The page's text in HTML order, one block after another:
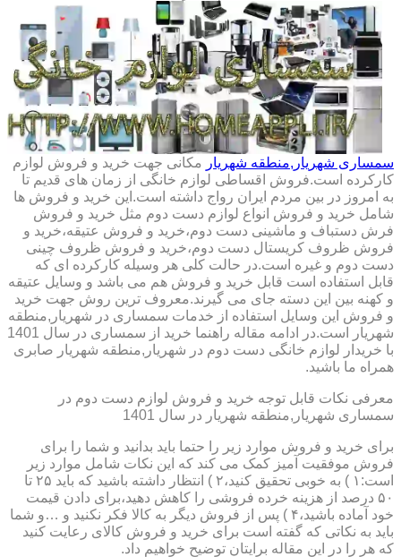
سمساری شهریار,منطقه شهریار مکانی جهت خرید و فروش لوازم
کارکرده است.فروش اقساطی لوازم خانگی از زمان های قدیم تا
به امروز در بین مردم ایران رواج داشته است.این خرید و فروش ها
شامل خرید و فروش انواع لوازم دست دوم مثل خرید و فروش
فرش دستباف و ماشینی دست دوم،خرید و فروش عتیقه،خرید و
فروش ظروف کریستال دست دوم،خرید و فروش ظروف چینی
دست دوم و غیره است.در حالت کلی هر وسیله کارکرده ای که
قابل استفاده است قابل خرید و فروش هم می باشد و وسایل عتیقه
و کهنه بین این دسته جای می گیرند.معروف ترین روش جهت خرید
و فروش این وسایل استفاده از خدمات سمساری در شهریار,منطقه
شهریار است.در ادامه مقاله راهنما خرید از سمساری در سال 1401
با خریدار لوازم خانگی دست دوم در شهریار,منطقه شهریار صابری
همراه ما باشید.
معرفی نکات قابل توجه خرید و فروش لوازم دست دوم در
سمساری شهریار,منطقه شهریار در سال 1401
برای خرید و فروش موارد زیر را حتما باید بدانید و شما را برای
فروش موفقیت آمیز کمک می کند که این نکات شامل موارد زیر
است:۱ ) به خوبی تحقیق کنید،۲ ) انتظار داشته باشید که باید ۲۵ تا
۵۰ درصد از هزینه خرده فروشی را کاهش دهید،برای دادن قیمت
خود آماده باشید،۴ ) پس از فروش دیگر به کالا فکر نکنید و …و شما
باید به نکاتی که گفته است برای خرید و فروش کالای رعایت کنید
که هر را در این مقاله برایتان توضیح خواهیم داد.